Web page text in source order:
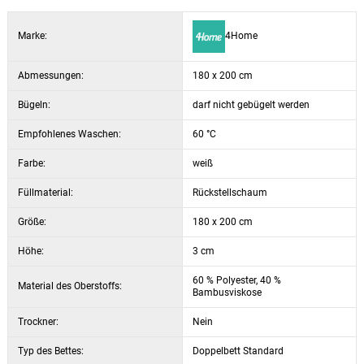
Marke: 4Home
Abmessungen: 180 x 200 cm
Bügeln: darf nicht gebügelt werden
Empfohlenes Waschen: 60 °C
Farbe: weiß
Füllmaterial: Rückstellschaum
Größe: 180 x 200 cm
Höhe: 3 cm
Material des Oberstoffs:
60 % Polyester, 40 %
Bambusviskose
Trockner: Nein
Typ des Bettes: Doppelbett Standard